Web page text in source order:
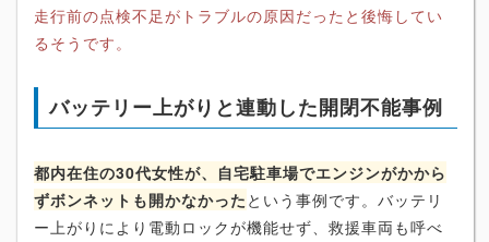
走行前の点検不足がトラブルの原因だったと後悔してい
るそうです。
バッテリー上がりと連動した開閉不能事例
都内在住の30代女性が、自宅駐車場でエンジンがかから
ずボンネットも開かなかった という事例です。バッテリ
ー上がりにより電動ロックが機能せず、救援車両も呼べ